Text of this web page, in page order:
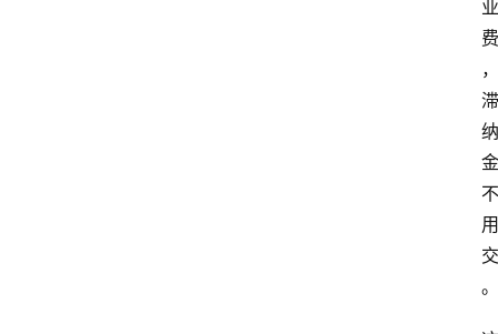
业
费
，
滞
纳
金
不
用
交
。